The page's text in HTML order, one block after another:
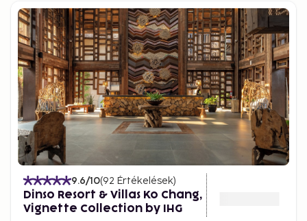
9.6/10(92 Értékelések)
Dinso Resort & Villas Ko Chang,
Vignette Collection by IHG